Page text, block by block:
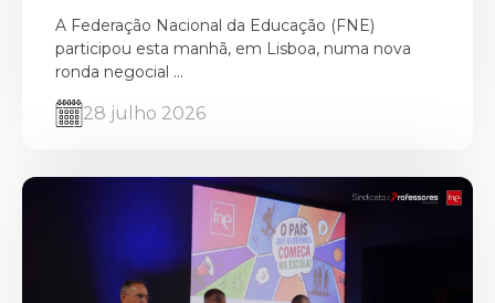
A Federação Nacional da Educação (FNE)
participou esta manhã, em Lisboa, numa nova
ronda negocial ...
28 julho 2026